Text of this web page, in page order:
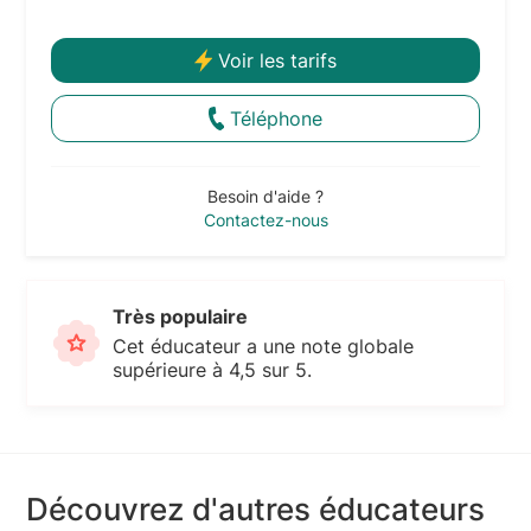
Voir les tarifs
Téléphone
Besoin d'aide ?
Contactez-nous
Très populaire
Cet éducateur a une note globale
supérieure à 4,5 sur 5.
Découvrez d'autres éducateurs